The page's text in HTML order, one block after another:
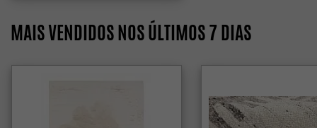
MAIS VENDIDOS NOS ÚLTIMOS 7 DIAS